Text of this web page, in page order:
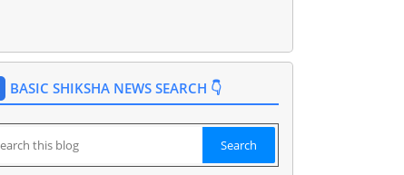
BASIC SHIKSHA NEWS SEARCH 👇